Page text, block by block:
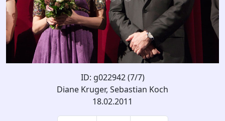
ID: g022942 (7/7)
Diane Kruger, Sebastian Koch
18.02.2011